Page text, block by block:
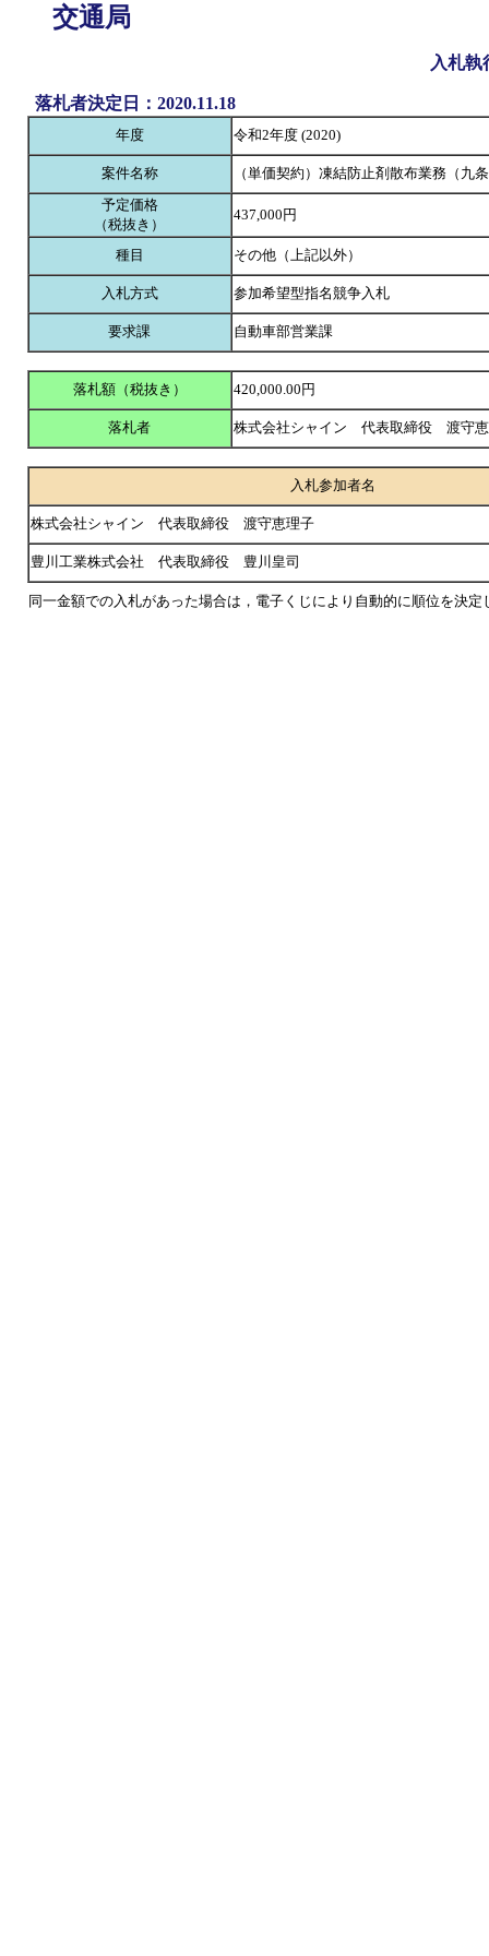
交通局
入札執
落札者決定日：2020.11.18
年度 令和2年度 (2020)
案件名称
（単価契約）凍結防止剤散布業務（九
予定価格
（税抜き）
437,000円
種目 その他（上記以外）
入札方式 参加希望型指名競争入札
要求課 自動車部営業課
落札額（税抜き） 420,000.00円
落札者 株式会社シャイン 代表取締役 渡守
入札参加者名
株式会社シャイン 代表取締役 渡守恵理子
豊川工業株式会社 代表取締役 豊川皇司
同一金額での入札があった場合は，電子くじにより自動的に順位を決定